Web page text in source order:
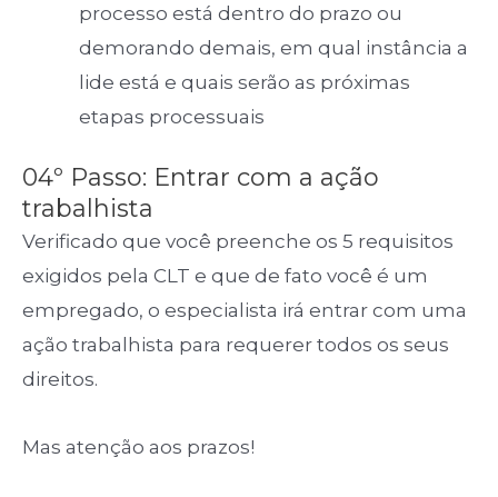
processo está dentro do prazo ou
demorando demais, em qual instância a
lide está e quais serão as próximas
etapas processuais
04º Passo: Entrar com a ação
trabalhista
Verificado que você preenche os 5 requisitos
exigidos pela CLT e que de fato você é um
empregado, o especialista irá entrar com uma
ação trabalhista para requerer todos os seus
direitos.
Mas atenção aos prazos!